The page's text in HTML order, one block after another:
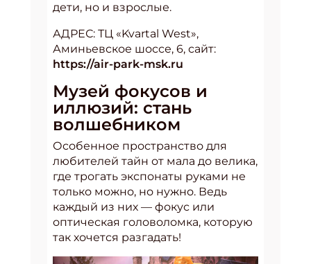
дети, но и взрослые.
АДРЕС: ТЦ «Kvartal West»,
Аминьевское шоссе, 6, сайт:
https://air-park-msk.ru
Музей фокусов и
иллюзий: стань
волшебником
Особенное пространство для
любителей тайн от мала до велика,
где трогать экспонаты руками не
только можно, но нужно. Ведь
каждый из них — фокус или
оптическая головоломка, которую
так хочется разгадать!